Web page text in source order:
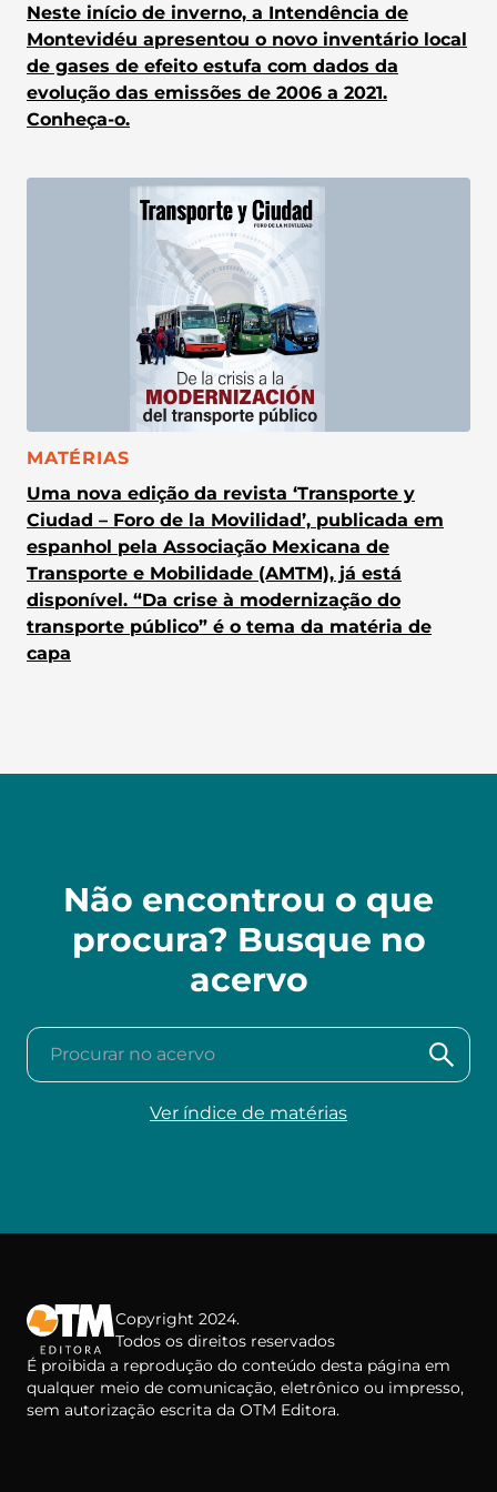
Neste início de inverno, a Intendência de
Montevidéu apresentou o novo inventário local
de gases de efeito estufa com dados da
evolução das emissões de 2006 a 2021.
Conheça-o.
CATEGORIA:
MATÉRIAS
Uma nova edição da revista ‘Transporte y
Ciudad – Foro de la Movilidad’, publicada em
espanhol pela Associação Mexicana de
Transporte e Mobilidade (AMTM), já está
disponível. “Da crise à modernização do
transporte público” é o tema da matéria de
capa
Não encontrou o que
procura? Busque no
acervo
Procurar no acervo
Ver índice de matérias
Copyright 2024.
Todos os direitos reservados
É proibida a reprodução do conteúdo desta página em
qualquer meio de comunicação, eletrônico ou impresso,
sem autorização escrita da OTM Editora.